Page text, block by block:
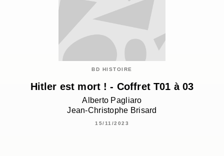
BD HISTOIRE
Hitler est mort ! - Coffret T01 à 03
Alberto Pagliaro
Jean-Christophe Brisard
15/11/2023